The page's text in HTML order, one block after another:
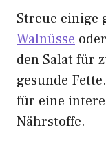
Streue einige
Walnüsse
den Salat für
gesunde
für eine
Nährstoffe.